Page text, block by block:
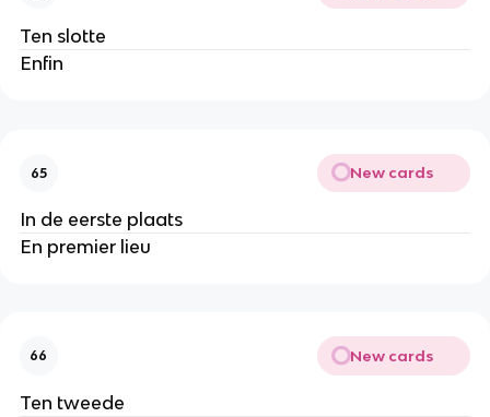
Ten slotte
Enfin
65 New cards
In de eerste plaats
En premier lieu
66 New cards
Ten tweede